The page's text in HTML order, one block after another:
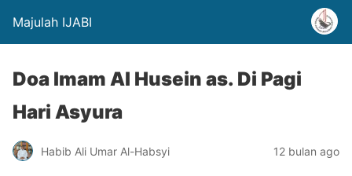
Majulah IJABI
Doa Imam Al Husein as. Di Pagi
Hari Asyura
Habib Ali Umar Al-Habsyi 12 bulan ago